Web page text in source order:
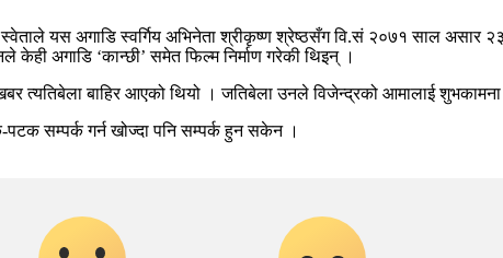
स्वेताले यस अगाडि स्वर्गिय अभिनेता श्रीकृष्ण श्रेष्ठसँग वि.सं २०७१ साल असार
अगाडि ‘कान्छी’ समेत फिल्म निर्माण गरेकी थिइन् ।
खबर त्यतिबेला बाहिर आएको थियो । जतिबेला उनले विजेन्द्रको आमालाई
सम्पर्क गर्न खोज्दा पनि सम्पर्क हुन सकेन ।